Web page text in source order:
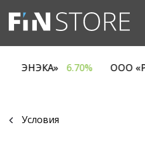
«ЭНЭКА» 6.70% ООО
Условия